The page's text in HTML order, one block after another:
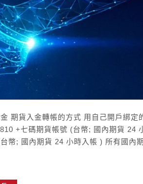
期貨入金轉帳的方式 用自己開戶綁定
+七碼期貨帳號 (台幣; 國內期貨 24
幣; 國內期貨 24 小時入帳 ) 所有國內